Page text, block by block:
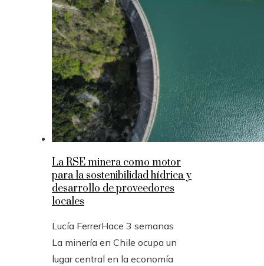
La RSE minera como motor
para la sostenibilidad hídrica y
desarrollo de proveedores
locales
Lucía FerrerHace 3 semanas
La minería en Chile ocupa un
lugar central en la economía